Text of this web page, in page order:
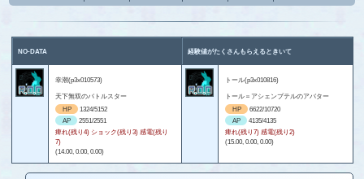
NO-DATA 経験値がたくさんもらえるときいて
幸潮(p3x010573)
天下無双のバトルスター
HP
1324/5152
AP
2551/2551
痺れ(残り4) ショック(残り3) 感電(残り
7)
(14.00, 0.00, 0.00)
トール(p3x010816)
トール＝アシェンプテルのアバター
HP
6622/10720
AP
4135/4135
痺れ(残り7) 感電(残り2)
(15.00, 0.00, 0.00)